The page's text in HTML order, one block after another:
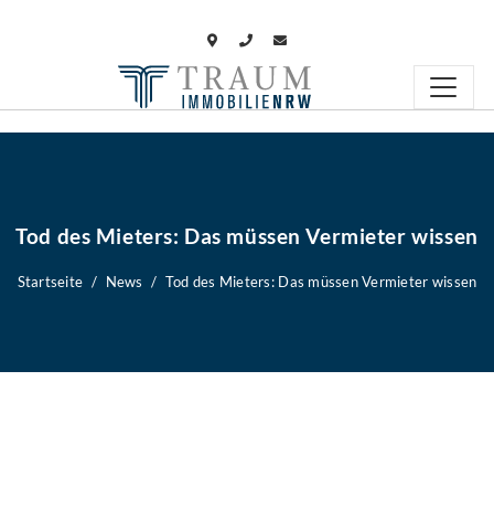
Tod des Mieters: Das müssen Vermieter wissen
Startseite News Tod des Mieters: Das müssen Vermieter wissen